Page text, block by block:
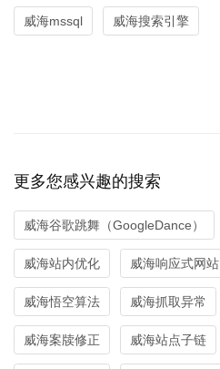
威海mssql 威海搜索引擎
更多您感兴趣的搜索
威海谷歌跳舞（GoogleDance）
威海站内优化 威海响应式网站
威海悟空算法 威海抓取异常
威海案牍修正 威海站点子链